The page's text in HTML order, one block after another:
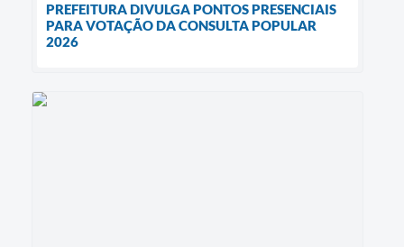
PREFEITURA DIVULGA PONTOS PRESENCIAIS
PARA VOTAÇÃO DA CONSULTA POPULAR
2026